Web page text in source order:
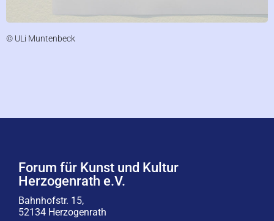
© ULi Muntenbeck
Forum für Kunst und Kultur
Herzogenrath e.V.
Bahnhofstr. 15,
52134 Herzogenrath